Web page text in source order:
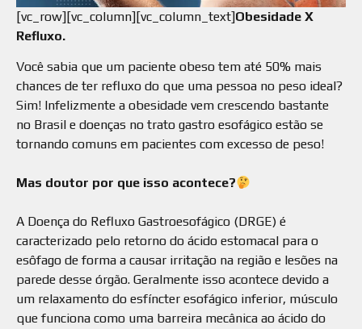
[vc_row][vc_column][vc_column_text]Obesidade X
Refluxo.
Você sabia que um paciente obeso tem até 50% mais
chances de ter refluxo do que uma pessoa no peso ideal?
Sim! Infelizmente a obesidade vem crescendo bastante
no Brasil e doenças no trato gastro esofágico estão se
tornando comuns em pacientes com excesso de peso!
Mas doutor por que isso acontece?
A Doença do Refluxo Gastroesofágico (DRGE) é
caracterizado pelo retorno do ácido estomacal para o
esôfago de forma a causar irritação na região e lesões na
parede desse órgão. Geralmente isso acontece devido a
um relaxamento do esfíncter esofágico inferior, músculo
que funciona como uma barreira mecânica ao ácido do